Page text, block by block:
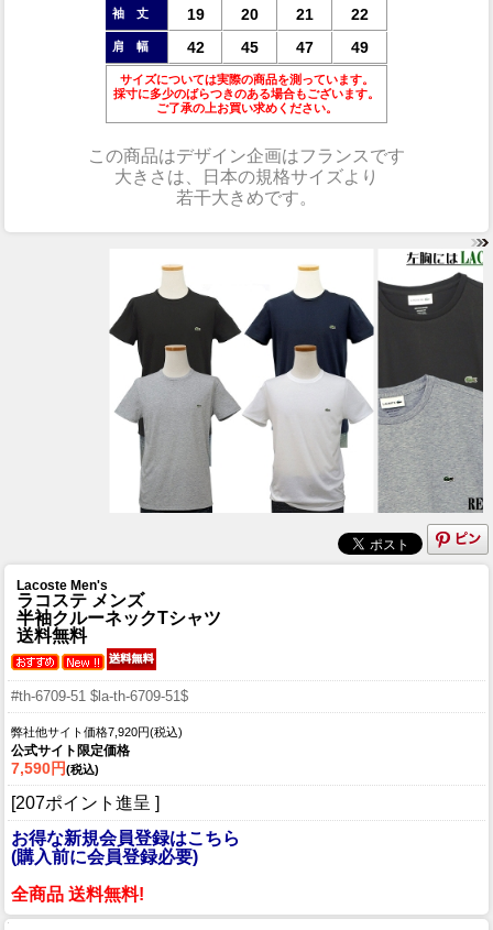
袖 丈 19 20 21 22
肩 幅 42 45 47 49
サイズについては実際の商品を測っています。
採寸に多少のばらつきのある場合もございます。
ご了承の上お買い求めください。
この商品はデザイン企画はフランスです
大きさは、日本の規格サイズより
若干大きめです。
Lacoste Men's
ラコステ メンズ
半袖クルーネックTシャツ
送料無料
#th-6709-51 $la-th-6709-51$
弊社他サイト価格7,920円(税込)
公式サイト限定価格
7,590円(税込)
[207ポイント進呈 ]
お得な新規会員登録はこちら
(購入前に会員登録必要)
全商品 送料無料!